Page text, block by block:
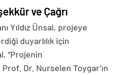
ve Çağrı
Yıldız Ünsal, projeye
duyarlılık için
“Projenin
Dr. Nurselen Toygar’ın